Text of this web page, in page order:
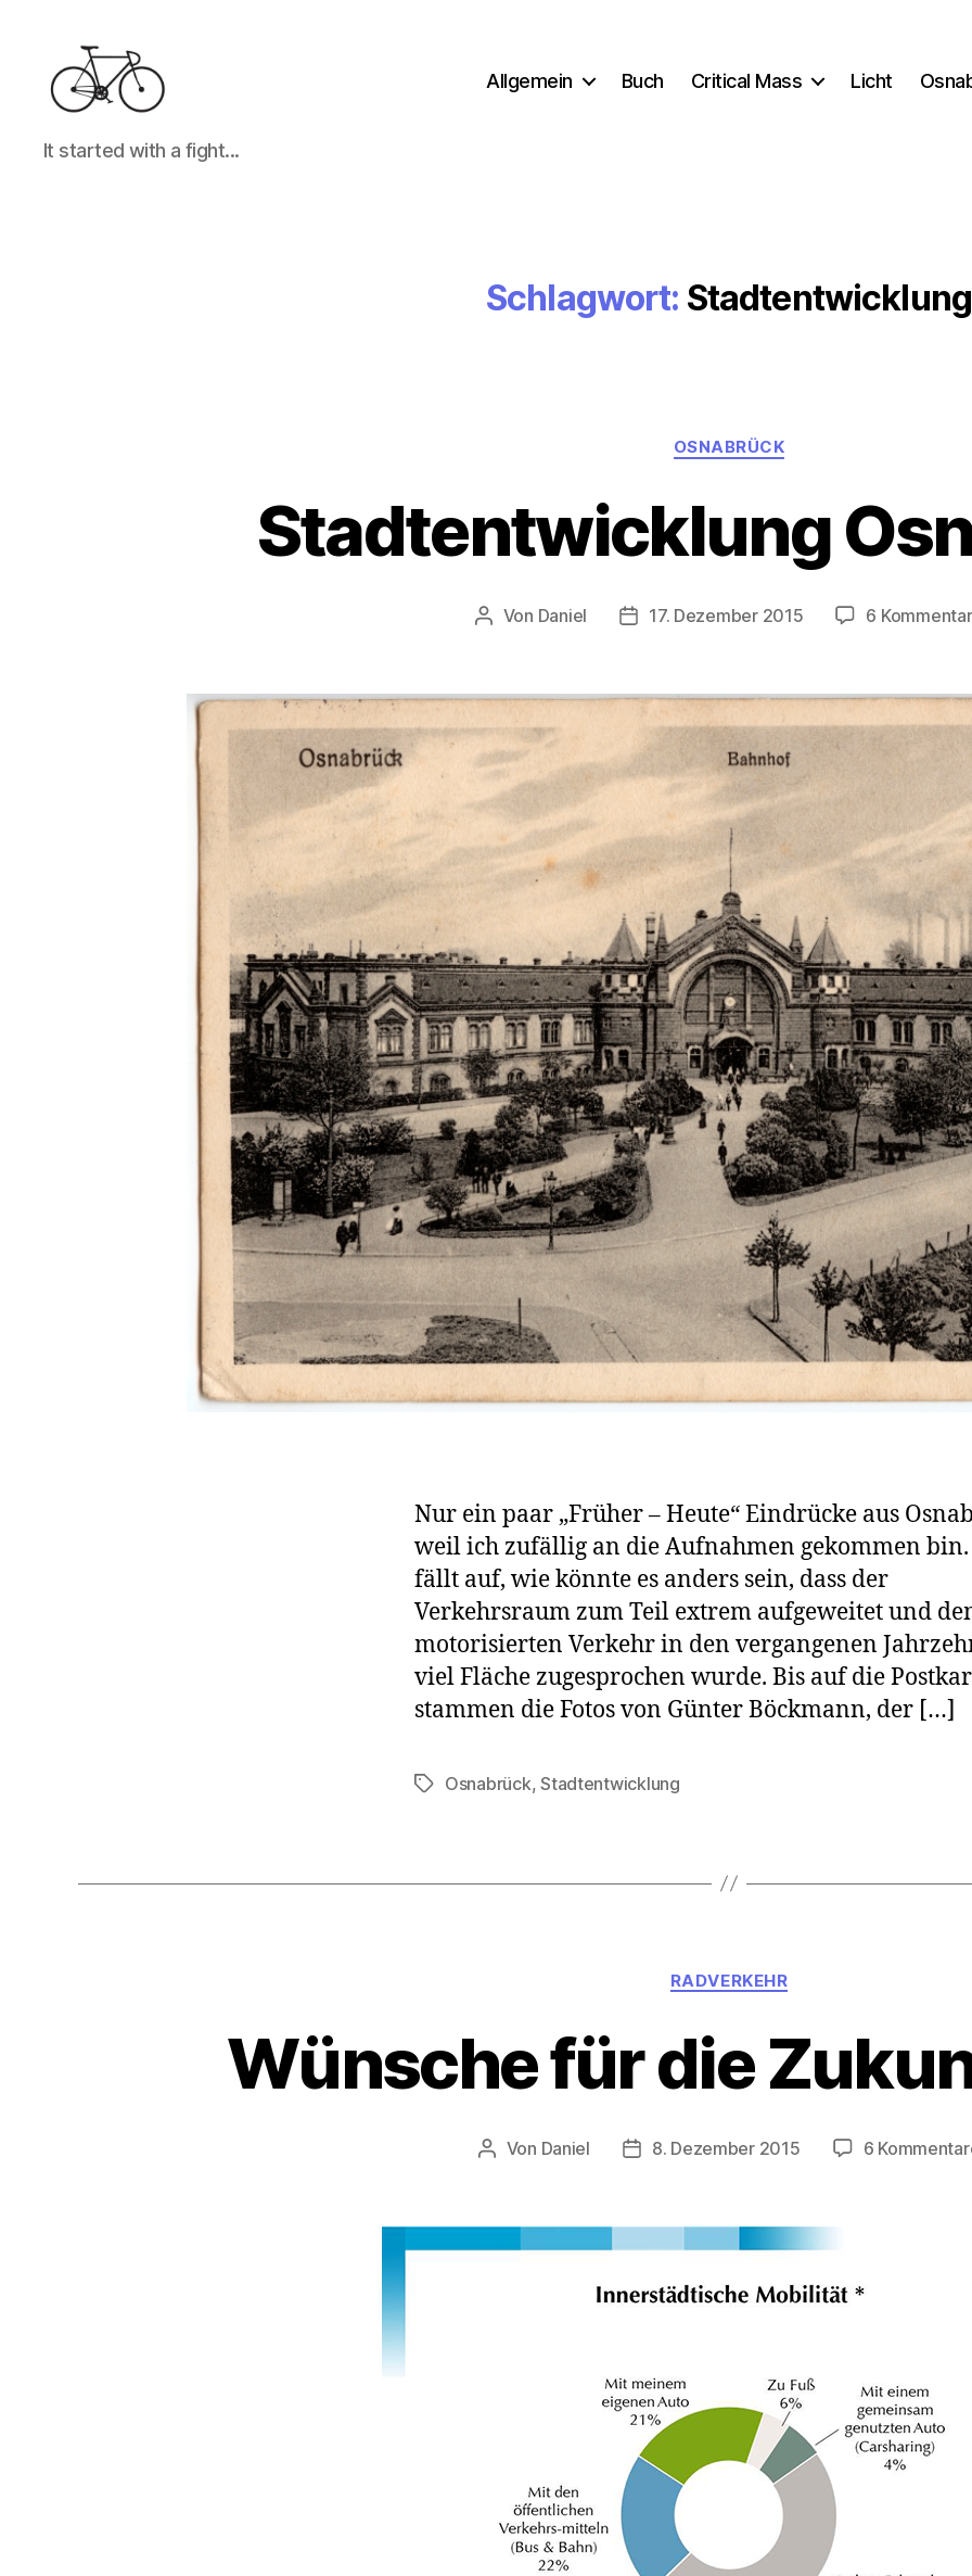
It
started
It started with a fight...
Allgemein Buch Critical Mass Licht
Schlagwort: Stadtentwicklung
Kategorien
OSNABRÜCK
Stadtentwicklung
Beitragsautor
Von Daniel Beitragsdatum
17. Dezember 2015 6
Nur ein paar „Früher – Heute“ Eindrücke aus
weil ich zufällig an die Aufnahmen gekommen bin.
fällt auf, wie könnte es anders sein, dass der
Verkehrsraum zum Teil extrem aufgeweitet und
motorisierten Verkehr in den vergangenen
viel Fläche zugesprochen wurde. Bis auf die
stammen die Fotos von Günter Böckmann, der […]
Schlagwörter
Osnabrück,Stadtentwicklung
Kategorien
RADVERKEHR
Wünsche für die
Beitragsautor
Von Daniel Beitragsdatum
8. Dezember 2015 6